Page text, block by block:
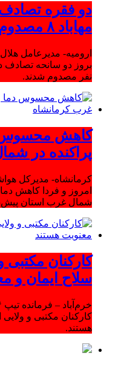
دو فقره تصادف
مهاباد ۸ مصدوم برجا گذاشت
ارومیه- مدیرعامل
نفر مصدوم شدند.
کاهش محسوس
پراکنده در
کرمانشاه- مدیرکل
امروز و فردا کاهش
شمال غرب استان
کارکنان
سلاح ایمان و
کارکنان مکتبی و
هستند.